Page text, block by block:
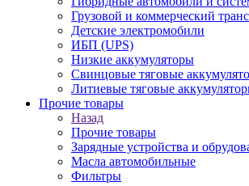
Грузовой и коммерческий
Детские электромобили
ИБП (UPS)
Низкие аккумуляторы
Свинцовые тяговые
Литиевые тяговые
Прочие товары
Назад
Прочие товары
Зарядные устройства и
Масла автомобильные
Фильтры